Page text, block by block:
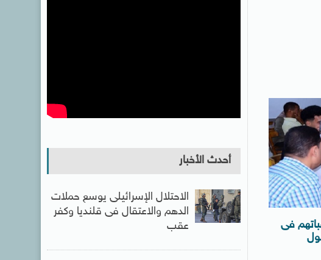
فى
أحدث الأخبار
الاحتلال الإسرائيلى يوسع حملات
الدهم والاعتقال فى قلنديا وكفر
عقب